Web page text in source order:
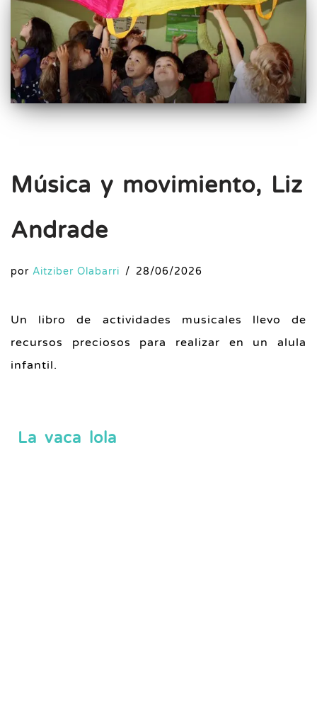
Música y movimiento, Liz
Andrade
por Aitziber Olabarri 28/06/2026
Un libro de actividades musicales llevo de
recursos preciosos para realizar en un alula
infantil.
La vaca lola